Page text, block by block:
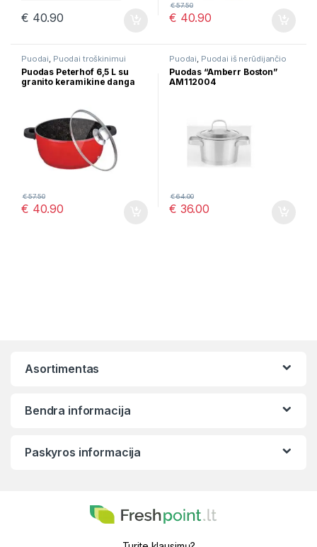
€ 40.90 € 40.90
€57.50
Puodai, Puodai troškinimui
Puodas Peterhof 6,5 L su
granito keramikine danga
€ 40.90
€57.50
Puodai, Puodai iš nerūdijančio
plieno
Puodas “Amberr Boston”
AM112004
€ 36.00
€64.00
Asortimentas
Bendra informacija
Paskyros informacija